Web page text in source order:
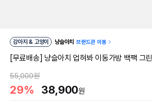
강아지 & 고양이 냥슬아치 브랜드관 이동
[무료배송] 냥슬아치 업혀봐 이동가방 백팩 그린
55,000원
29% 38,900원